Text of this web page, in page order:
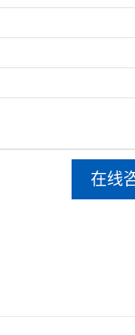
在线